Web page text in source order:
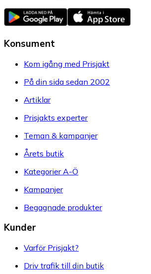
Konsument
Kom igång med Prisjakt
På din sida sedan 2002
Artiklar
Prisjakts experter
Teman & kampanjer
Årets butik
Kategorier A-Ö
Kampanjer
Begagnade produkter
Kunder
Varför Prisjakt?
Driv trafik till din butik